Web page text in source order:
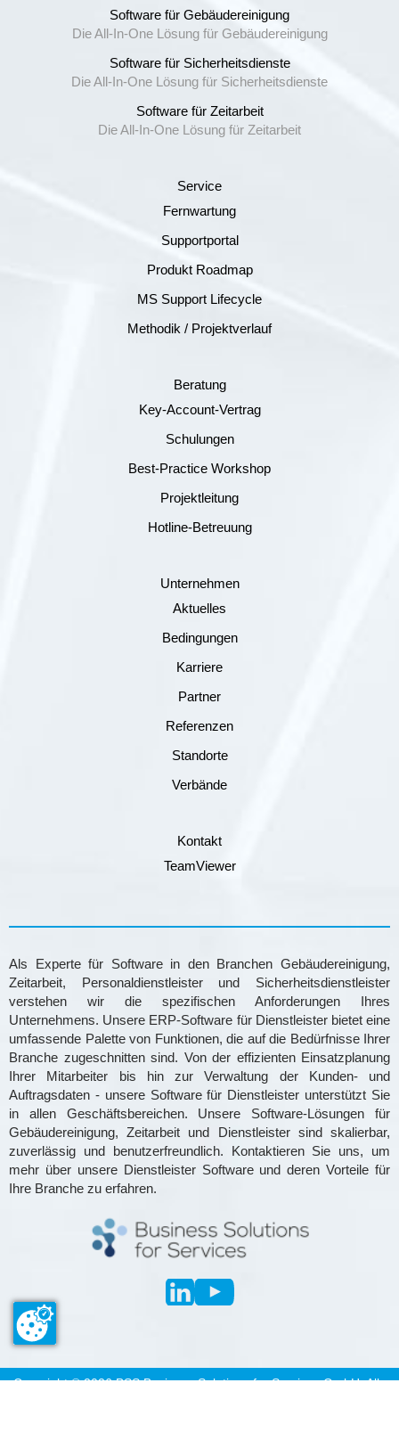
Software für Gebäudereinigung
Die All-In-One Lösung für Gebäudereinigung
Software für Sicherheitsdienste
Die All-In-One Lösung für Sicherheitsdienste
Software für Zeitarbeit
Die All-In-One Lösung für Zeitarbeit
Service
Fernwartung
Supportportal
Produkt Roadmap
MS Support Lifecycle
Methodik / Projektverlauf
Beratung
Key-Account-Vertrag
Schulungen
Best-Practice Workshop
Projektleitung
Hotline-Betreuung
Unternehmen
Aktuelles
Bedingungen
Karriere
Partner
Referenzen
Standorte
Verbände
Kontakt
TeamViewer
Als Experte für Software in den Branchen Gebäudereinigung,
Zeitarbeit, Personaldienstleister und Sicherheitsdienstleister
verstehen wir die spezifischen Anforderungen Ihres
Unternehmens. Unsere ERP-Software für Dienstleister bietet eine
umfassende Palette von Funktionen, die auf die Bedürfnisse Ihrer
Branche zugeschnitten sind. Von der effizienten Einsatzplanung
Ihrer Mitarbeiter bis hin zur Verwaltung der Kunden- und
Auftragsdaten - unsere Software für Dienstleister unterstützt Sie
in allen Geschäftsbereichen. Unsere Software-Lösungen für
Gebäudereinigung, Zeitarbeit und Dienstleister sind skalierbar,
zuverlässig und benutzerfreundlich. Kontaktieren Sie uns, um
mehr über unsere Dienstleister Software und deren Vorteile für
Ihre Branche zu erfahren.
Copyright ©2026BSS Business Solutions for Services GmbH. Alle